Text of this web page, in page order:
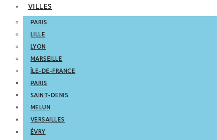
VILLES
PARIS
LILLE
LYON
MARSEILLE
ÎLE-DE-FRANCE
PARIS
SAINT-DENIS
MELUN
VERSAILLES
ÉVRY